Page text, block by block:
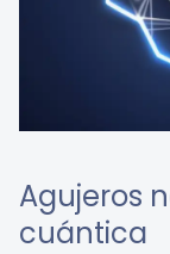
Agujeros
cuántica